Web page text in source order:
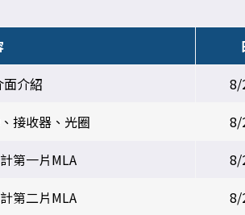
面介紹
8/
接收器、光圈
8/
第一片MLA
8/
第二片MLA
8/